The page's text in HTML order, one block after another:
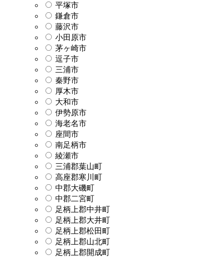
平塚市
鎌倉市
藤沢市
小田原市
茅ヶ崎市
逗子市
三浦市
秦野市
厚木市
大和市
伊勢原市
海老名市
座間市
南足柄市
綾瀬市
三浦郡葉山町
高座郡寒川町
中郡大磯町
中郡二宮町
足柄上郡中井町
足柄上郡大井町
足柄上郡松田町
足柄上郡山北町
足柄上郡開成町